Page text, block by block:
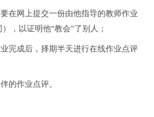
在网上提交一份由他指导的教师作业
），以证明他“教会”了别人；
完成后，择期半天进行在线作业点评
的作业点评。